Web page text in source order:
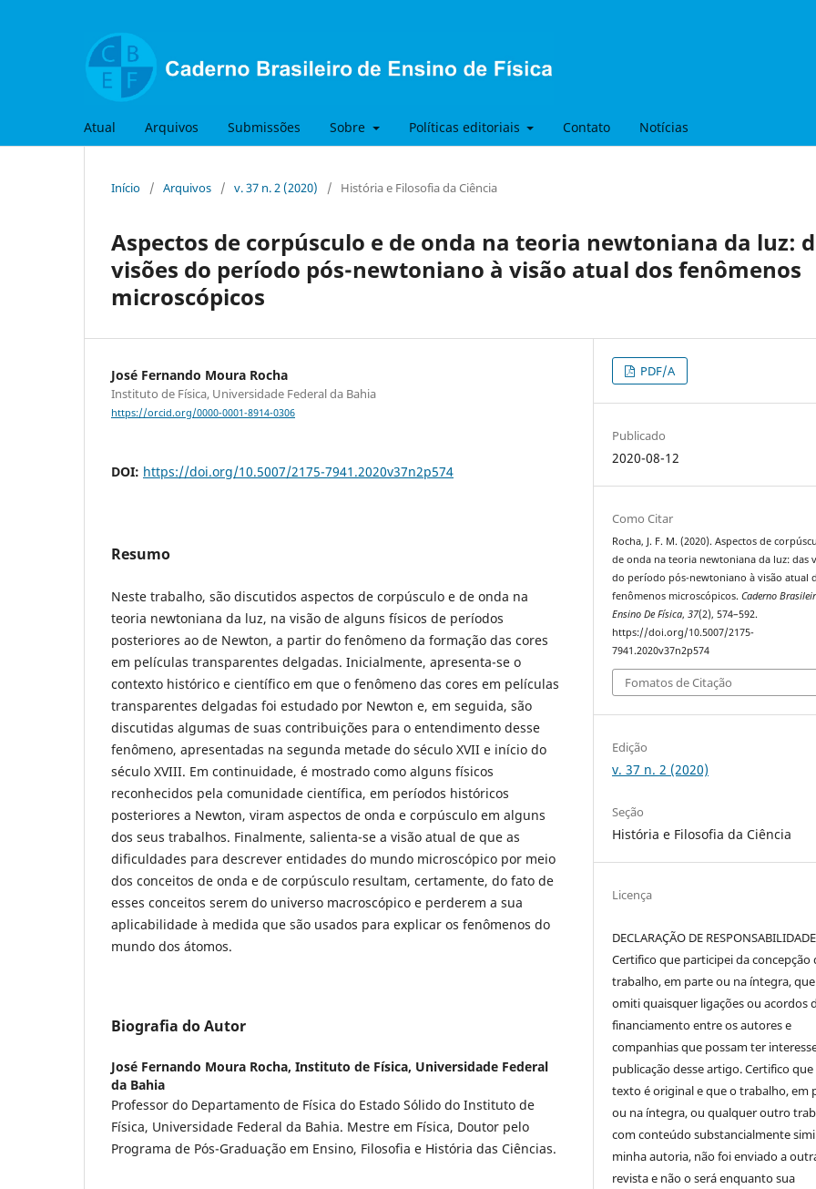
Atual Arquivos Submissões Sobre Políticas editoriais Contato Notícias
Início / Arquivos / v. 37 n. 2 (2020) / História e Filosofia da Ciência
Aspectos de corpúsculo e de onda na teoria newtoniana da luz:
visões do período pós-newtoniano à visão atual dos fenômenos
microscópicos
José Fernando Moura Rocha
Instituto de Física, Universidade Federal da Bahia
https://orcid.org/0000-0001-8914-0306
DOI: https://doi.org/10.5007/2175-7941.2020v37n2p574
Resumo
Neste trabalho, são discutidos aspectos de corpúsculo e de onda na
teoria newtoniana da luz, na visão de alguns físicos de períodos
posteriores ao de Newton, a partir do fenômeno da formação das cores
em películas transparentes delgadas. Inicialmente, apresenta-se o
contexto histórico e científico em que o fenômeno das cores em películas
transparentes delgadas foi estudado por Newton e, em seguida, são
discutidas algumas de suas contribuições para o entendimento desse
fenômeno, apresentadas na segunda metade do século XVII e início do
século XVIII. Em continuidade, é mostrado como alguns físicos
reconhecidos pela comunidade científica, em períodos históricos
posteriores a Newton, viram aspectos de onda e corpúsculo em alguns
dos seus trabalhos. Finalmente, salienta-se a visão atual de que as
dificuldades para descrever entidades do mundo microscópico por meio
dos conceitos de onda e de corpúsculo resultam, certamente, do fato de
esses conceitos serem do universo macroscópico e perderem a sua
aplicabilidade à medida que são usados para explicar os fenômenos do
mundo dos átomos.
Biografia do Autor
José Fernando Moura Rocha, Instituto de Física, Universidade Federal
da Bahia
Professor do Departamento de Física do Estado Sólido do Instituto de
Física, Universidade Federal da Bahia. Mestre em Física, Doutor pelo
Programa de Pós-Graduação em Ensino, Filosofia e História das Ciências.
PDF/A
Publicado
2020-08-12
Como Citar
Rocha, J. F. M. (2020). Aspectos de
de onda na teoria newtoniana da luz: das
do período pós-newtoniano à visão atual
fenômenos microscópicos.Caderno
Ensino De Física,37(2), 574–592.
https://doi.org/10.5007/2175-
7941.2020v37n2p574
Fomatos de Citação
Edição
v. 37 n. 2 (2020)
Seção
História e Filosofia da Ciência
Licença
DECLARAÇÃO DE RESPONSABILIDADE
Certifico que participei da concepção
trabalho, em parte ou na íntegra,
omiti quaisquer ligações ou acordos
financiamento entre os autores e
companhias que possam ter
publicação desse artigo. Certifico que
texto é original e que o trabalho, em
ou na íntegra, ou qualquer outro
com conteúdo substancialmente
minha autoria, não foi enviado a
revista e não o será enquanto sua